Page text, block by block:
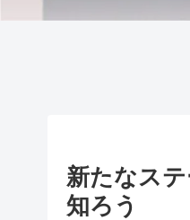
新たなス
知ろう